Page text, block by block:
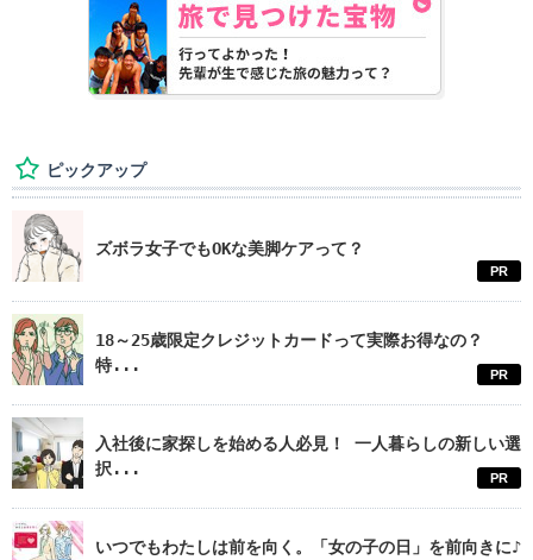
ピックアップ
ズボラ女子でもOKな美脚ケアって？
PR
18～25歳限定クレジットカードって実際お得なの？
特...
PR
入社後に家探しを始める人必見！ 一人暮らしの新しい選
択...
PR
いつでもわたしは前を向く。「女の子の日」を前向きに♪